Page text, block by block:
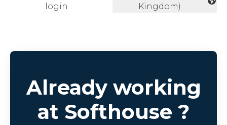
login
Change language
Kingdom)
Already working
at Softhouse ?